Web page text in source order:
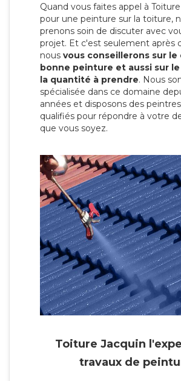
Quand vous faites appel à
pour une peinture sur la toiture,
prenons soin de discuter avec
projet. Et c'est seulement après
nous vous conseillerons sur le
bonne peinture et aussi sur
la quantité à prendre. Nous
spécialisée dans ce domaine
années et disposons des
qualifiés pour répondre à votre
que vous soyez.
Toiture Jacquin
travaux de